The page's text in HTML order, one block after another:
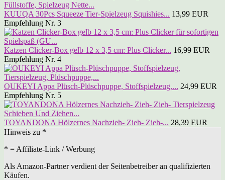
KUUQA 30Pcs Squeeze Tier-Spielzeug Squishies... 13,99 EUR
Empfehlung Nr. 3
Katzen Clicker-Box gelb 12 x 3,5 cm: Plus Clicker... 16,99 EUR
Empfehlung Nr. 4
OUKEYI Appa Plüsch-Plüschpuppe, Stoffspielzeug,... 24,99 EUR
Empfehlung Nr. 5
TOYANDONA Hölzernes Nachzieh- Zieh- Zieh-... 28,39 EUR
Hinweis zu *
* = Affiliate-Link / Werbung
Als Amazon-Partner verdient der Seitenbetreiber an qualifizierten
Käufen.